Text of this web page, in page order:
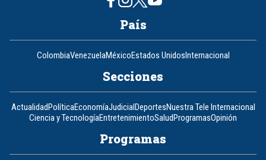
País
ColombiaVenezuelaMéxicoEstados UnidosInternacional
Secciones
ActualidadPolíticaEconomíaJudicialDeportesNuestra Tele Internacional
Ciencia y TecnologíaEntretenimientoSaludProgramasOpinión
Programas